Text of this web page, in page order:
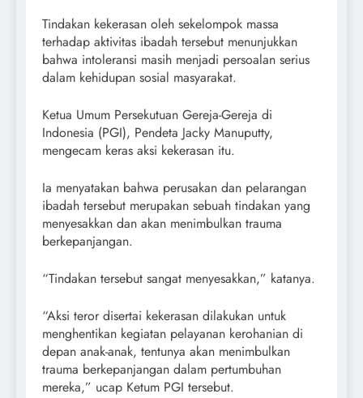
Tindakan kekerasan oleh sekelompok massa
terhadap aktivitas ibadah tersebut menunjukkan
bahwa intoleransi masih menjadi persoalan serius
dalam kehidupan sosial masyarakat.
Ketua Umum Persekutuan Gereja-Gereja di
Indonesia (PGI), Pendeta Jacky Manuputty,
mengecam keras aksi kekerasan itu.
Ia menyatakan bahwa perusakan dan pelarangan
ibadah tersebut merupakan sebuah tindakan yang
menyesakkan dan akan menimbulkan trauma
berkepanjangan.
“Tindakan tersebut sangat menyesakkan,” katanya.
“Aksi teror disertai kekerasan dilakukan untuk
menghentikan kegiatan pelayanan kerohanian di
depan anak-anak, tentunya akan menimbulkan
trauma berkepanjangan dalam pertumbuhan
mereka,” ucap Ketum PGI tersebut.